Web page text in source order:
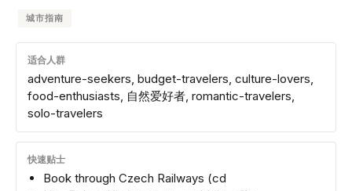
城市指南
适合人群
adventure-seekers, budget-travelers, culture-lovers,
food-enthusiasts, 自然爱好者, romantic-travelers,
solo-travelers
快速贴士
Book through Czech Railways (cd